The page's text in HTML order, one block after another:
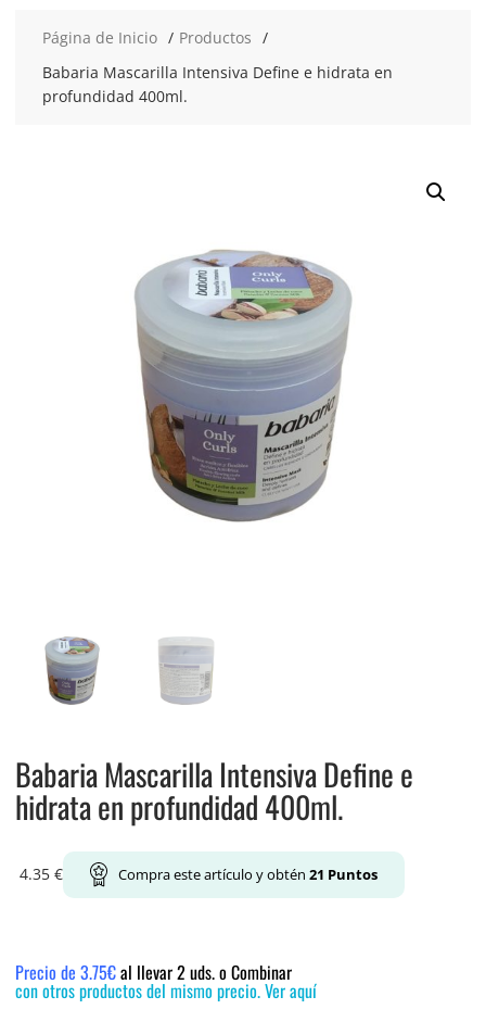
Página de Inicio
Productos
Babaria Mascarilla Intensiva Define e hidrata en
profundidad 400ml.
Babaria Mascarilla Intensiva Define e
hidrata en profundidad 400ml.
4.35 € Compra este artículo y obtén 21 Puntos
Precio de 3.75€al llevar 2 uds. o Combinar
con otros productos del mismo precio. Ver aquí